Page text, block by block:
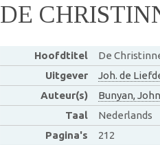
DE
Hoofdtitel
De
Uitgever
Joh. de
Auteur(s)
Bunyan, John
Taal
Nederlands
Pagina's
212